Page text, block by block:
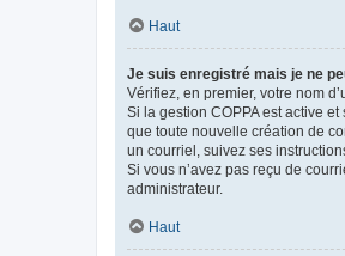
Haut
Je suis enregistré mais je ne
Vérifiez, en premier, votre nom
Si la gestion COPPA est active
que toute nouvelle création de
un courriel, suivez ses
Si vous n’avez pas reçu de
administrateur.
Haut